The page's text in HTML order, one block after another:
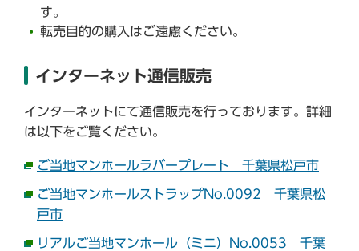
す。
転売目的の購入はご遠慮ください。
インターネット通信販売
インターネットにて通信販売を行っております。詳細
は以下をご覧ください。
ご当地マンホールラバープレート 千葉県松戸市
ご当地マンホールストラップNo.0092 千葉県松
戸市
リアルご当地マンホール（ミニ）No.0053 千葉